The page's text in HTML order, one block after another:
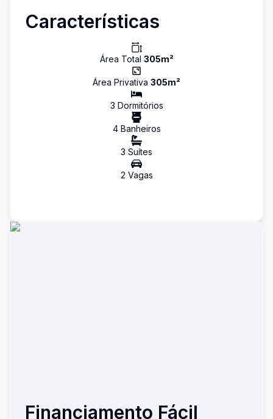
Características
Área Total 305m²
Área Privativa 305m²
3 Dormitórios
4Banheiros
3 Suítes
2 Vagas
Financiamento Fácil